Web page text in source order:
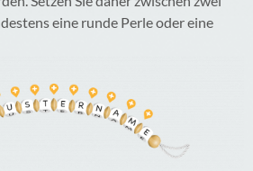
eine runde Perle oder eine